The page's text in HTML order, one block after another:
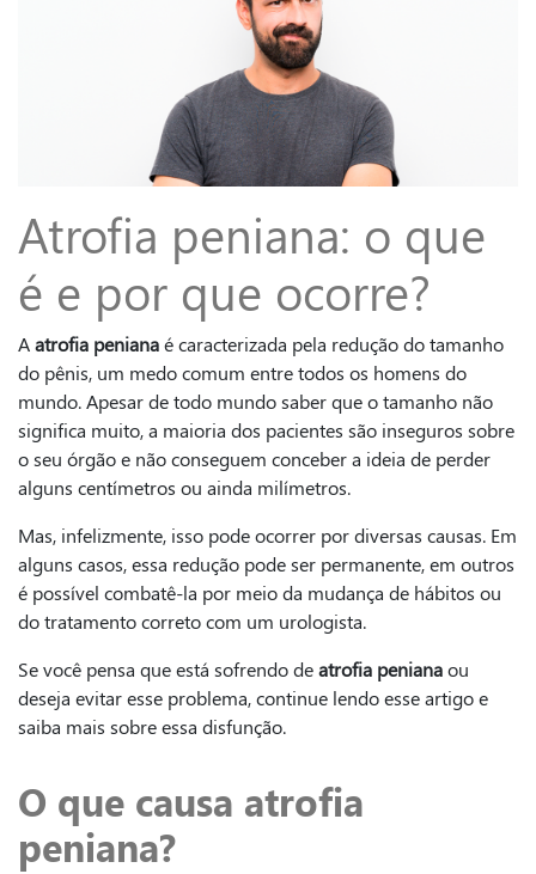
Atrofia peniana: o que
é e por que ocorre?
Aatrofia penianaé caracterizada pela redução do tamanho
do pênis, um medo comum entre todos os homens do
mundo. Apesar de todo mundo saber que o tamanho não
significa muito, a maioria dos pacientes são inseguros sobre
o seu órgão e não conseguem conceber a ideia de perder
alguns centímetros ou ainda milímetros.
Mas, infelizmente, isso pode ocorrer por diversas causas. Em
alguns casos, essa redução pode ser permanente, em outros
é possível combatê-la por meio da mudança de hábitos ou
do tratamento correto com um urologista.
Se você pensa que está sofrendo deatrofia penianaou
deseja evitar esse problema, continue lendo esse artigo e
saiba mais sobre essa disfunção.
O que causa atrofia
peniana?